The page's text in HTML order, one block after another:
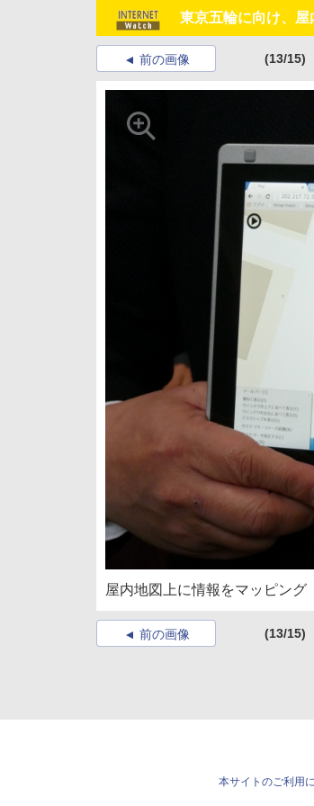
東京五輪に向け、
前の画像 (13/15)
屋内地図上に情報をマッピング
前の画像 (13/15)
本サイトのご利用